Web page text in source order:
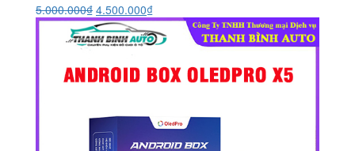
5.000.000₫ Giá
gốc
là:
4.500.000₫Giá
hiện
tại
4.500.000₫.